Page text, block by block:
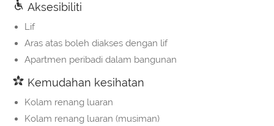
Aksesibiliti
Lif
Aras atas boleh diakses dengan lif
Apartmen peribadi dalam bangunan
Kemudahan kesihatan
Kolam renang luaran
Kolam renang luaran (musiman)